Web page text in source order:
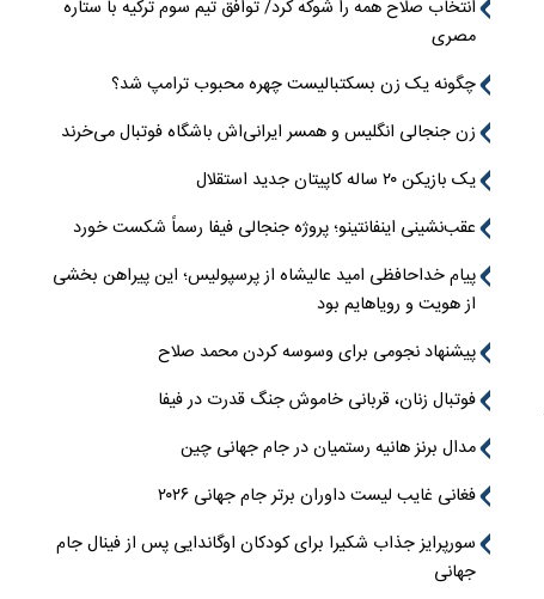
انتخاب صلاح همه را شوکه کرد/ توافق تیم سوم ترکیه با ستاره
مصری
چگونه یک زن بسکتبالیست چهره محبوب ترامپ شد؟
زن جنجالی انگلیس و همسر ایرانی‌اش باشگاه فوتبال می‌خرند
یک بازیکن ۲۰ ساله کاپیتان جدید استقلال
عقب‌نشینی اینفانتینو؛ پروژه جنجالی فیفا رسماً شکست خورد
پیام خداحافظی امید عالیشاه از پرسپولیس؛ این پیراهن بخشی
از هویت و رویاهایم بود
پیشنهاد نجومی برای وسوسه کردن محمد صلاح
فوتبال زنان، قربانی خاموش جنگ قدرت در فیفا
مدال برنز هانیه رستمیان در جام جهانی چین
فغانی غایب لیست داوران برتر جام جهانی ۲۰۲۶
سورپرایز جذاب شکیرا برای کودکان اوگاندایی پس از فینال جام
جهانی